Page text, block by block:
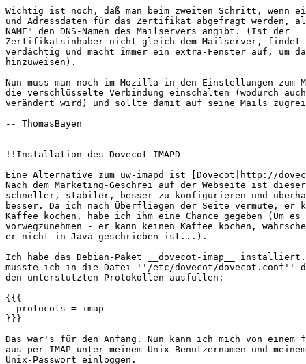
Wichtig ist noch, daß man beim zweiten Schritt, wenn
und Adressdaten für das Zertifikat abgefragt werden, als
NAME" den DNS-Namen des Mailservers angibt. (Ist der
Zertifikatsinhaber nicht gleich dem Mailserver, findet
verdächtig und macht immer ein extra-Fenster auf, um
hinzuweisen).
Nun muss man noch im Mozilla in den Einstellungen zum
die verschlüsselte Verbindung einschalten (wodurch
verändert wird) und sollte damit auf seine Mails
-- ThomasBayen
!!Installation des Dovecot IMAPD
Eine Alternative zum uw-imapd ist [Dovecot|http://
Nach dem Marketing-Geschrei auf der Webseite ist dieser
schneller, stabiler, besser zu konfigurieren und
besser. Da ich nach Überfliegen der Seite vermute, er
Kaffee kochen, habe ich ihm eine Chance gegeben (Um es
vorwegzunehmen - er kann keinen Kaffee kochen,
er nicht in Java geschrieben ist...).
Ich habe das Debian-Paket __dovecot-imap__ installiert.
musste ich in die Datei ''/etc/dovecot/dovecot.conf''
den unterstützten Protokollen ausfüllen:
{{{
  protocols = imap
}}}
Das war's für den Anfang. Nun kann ich mich von einem
aus per IMAP unter meinem Unix-Benutzernamen und meinem
Unix-Passwort einloggen.